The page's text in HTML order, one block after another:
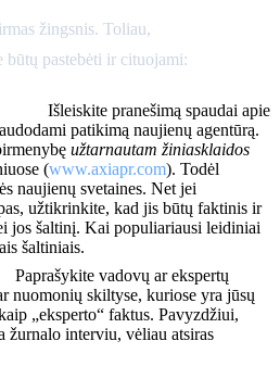
žingsnis. Toliau,
būtų pastebėti ir cituojami:
Išleiskite pranešimą spaudai apie
patikimą naujienų agentūrą.
užtarnautam žiniasklaidos
(www.axiapr.com). Todėl
naujienų svetaines. Net jei
užtikrinkite, kad jis būtų faktinis ir
jos šaltinį. Kai populiariausi leidiniai
šaltiniais.
Paprašykite vadovų ar ekspertų
nuomonių skiltyse, kuriose yra jūsų
„eksperto“ faktus. Pavyzdžiui,
žurnalo interviu, vėliau atsiras